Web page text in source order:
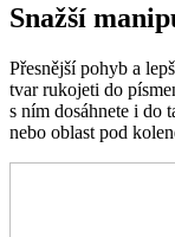
Snažší
Přesnější pohyb a
tvar rukojeti do
s ním dosáhnete i do
nebo oblast pod